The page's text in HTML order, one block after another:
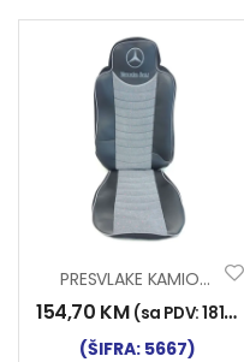
PRESVLAKE KAMION EKO KOŽA-VELUR MP2-3 CRNE-SIVE
154,70 KM (sa PDV:181,00
(ŠIFRA: 5667)